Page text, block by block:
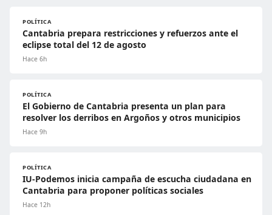
POLÍTICA
Cantabria prepara restricciones y refuerzos ante el
eclipse total del 12 de agosto
Hace 6h
POLÍTICA
El Gobierno de Cantabria presenta un plan para
resolver los derribos en Argoños y otros municipios
Hace 9h
POLÍTICA
IU-Podemos inicia campaña de escucha ciudadana en
Cantabria para proponer políticas sociales
Hace 12h